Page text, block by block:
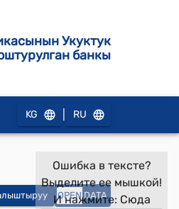
Укуктук
банкы
KG RU
OPEN DATA
Ошибка в тексте?
Выделите ее мышкой!
И нажмите: Сюда